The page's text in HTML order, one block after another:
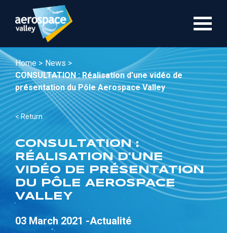
main
Home > News >
CONSULTATION : Réalisation d’une vidéo de
présentation du Pôle Aerospace Valley
< Return
CONSULTATION :
RÉALISATION D’UNE
VIDÉO DE PRÉSENTATION
DU PÔLE AEROSPACE
VALLEY
03 March 2021 -Actualité